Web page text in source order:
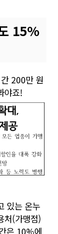
15%
200만 원
야죠!
있는 온누
처(가맹점)
은 10%에